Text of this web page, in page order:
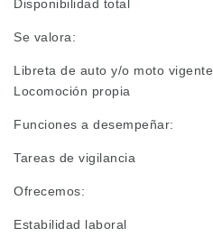
Disponibilidad total
Se valora:
Libreta de auto y/o moto vigente
Locomoción propia
Funciones a desempeñar:
Tareas de vigilancia
Ofrecemos:
Estabilidad laboral